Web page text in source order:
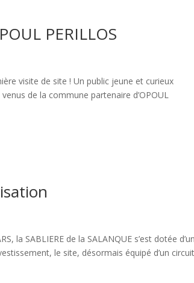
PERILLOS
visite de site ! Un public jeune et curieux
de la commune partenaire d’OPOUL
la SABLIERE de la SALANQUE s’est dotée d’un
le site, désormais équipé d’un